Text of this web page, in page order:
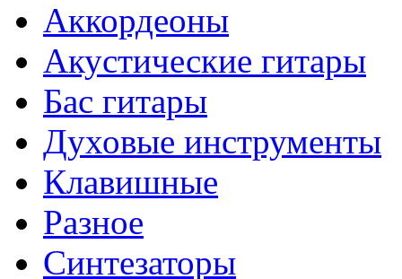
Аккордеоны
Акустические гитары
Бас гитары
Духовые инструменты
Клавишные
Разное
Синтезаторы